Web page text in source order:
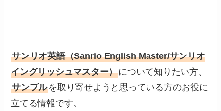
サンリオ英語（Sanrio English Master/サンリオ
イングリッシュマスター）について知りたい方、
サンプルを取り寄せようと思っている方のお役に
立てる情報です。